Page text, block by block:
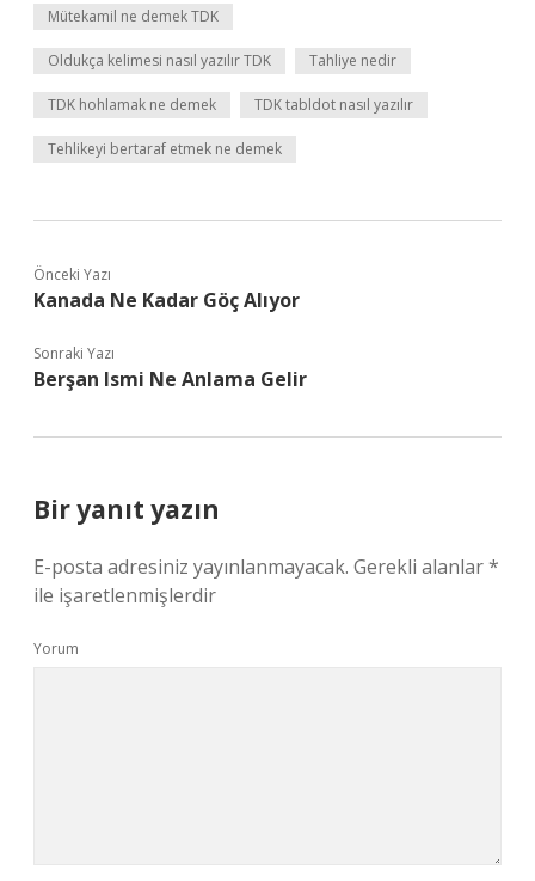
Mütekamil ne demek TDK
Oldukça kelimesi nasıl yazılır TDK Tahliye nedir
TDK hohlamak ne demek TDK tabldot nasıl yazılır
Tehlikeyi bertaraf etmek ne demek
Önceki Yazı
Kanada Ne Kadar Göç Alıyor
Sonraki Yazı
Berşan Ismi Ne Anlama Gelir
Bir yanıt yazın
E-posta adresiniz yayınlanmayacak. Gerekli alanlar*
ile işaretlenmişlerdir
Yorum